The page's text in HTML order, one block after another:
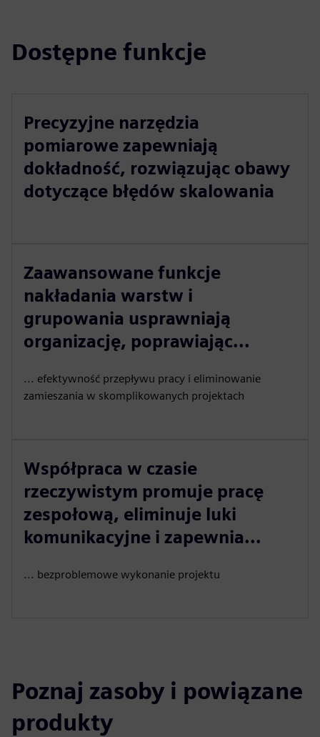
Dostępne funkcje
Precyzyjne narzędzia
pomiarowe zapewniają
dokładność, rozwiązując obawy
dotyczące błędów skalowania
Zaawansowane funkcje
nakładania warstw i
grupowania usprawniają
organizację, poprawiając...
... efektywność przepływu pracy i eliminowanie
zamieszania w skomplikowanych projektach
Współpraca w czasie
rzeczywistym promuje pracę
zespołową, eliminuje luki
komunikacyjne i zapewnia...
... bezproblemowe wykonanie projektu
Poznaj zasoby i powiązane
produkty